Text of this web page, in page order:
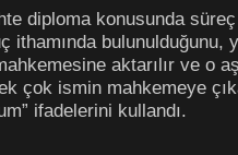
diploma konusunda
ithamında
aktarılır ve o
çok ismin mahkemeye
ifadelerini kullandı.